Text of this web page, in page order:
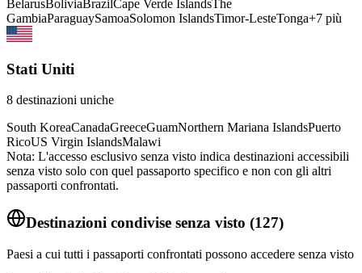
BelarusBoliviaBrazilCape Verde IslandsThe
GambiaParaguaySamoaSolomon IslandsTimor-LesteTonga+7 più
Stati Uniti
8 destinazioni uniche
South KoreaCanadaGreeceGuamNorthern Mariana IslandsPuerto
RicoUS Virgin IslandsMalawi
Nota: L'accesso esclusivo senza visto indica destinazioni accessibili
senza visto solo con quel passaporto specifico e non con gli altri
passaporti confrontati.
Destinazioni condivise senza visto (127)
Paesi a cui tutti i passaporti confrontati possono accedere senza visto